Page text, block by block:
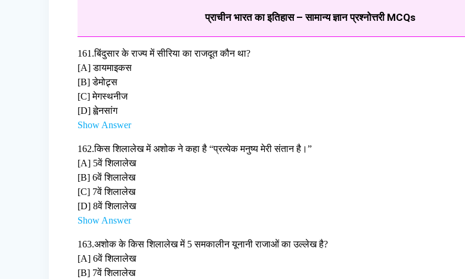
प्राचीन भारत का इतिहास – सामान्य ज्ञान प्रश्नोत्तरी MCQs
161.बिंदुसार के राज्य में सीरिया का राजदूत कौन था?
[A] डायमाइकस
[B] डेमोट्र्स
[C] मेगस्थनीज
[D] ह्वेनसांग
Show Answer
162.किस शिलालेख में अशोक ने कहा है “प्रत्येक मनुष्य मेरी संतान है।”
[A] 5वें शिलालेख
[B] 6वें शिलालेख
[C] 7वें शिलालेख
[D] 8वें शिलालेख
Show Answer
163.अशोक के किस शिलालेख में 5 समकालीन यूनानी राजाओं का उल्लेख है?
[A] 6वें शिलालेख
[B] 7वें शिलालेख